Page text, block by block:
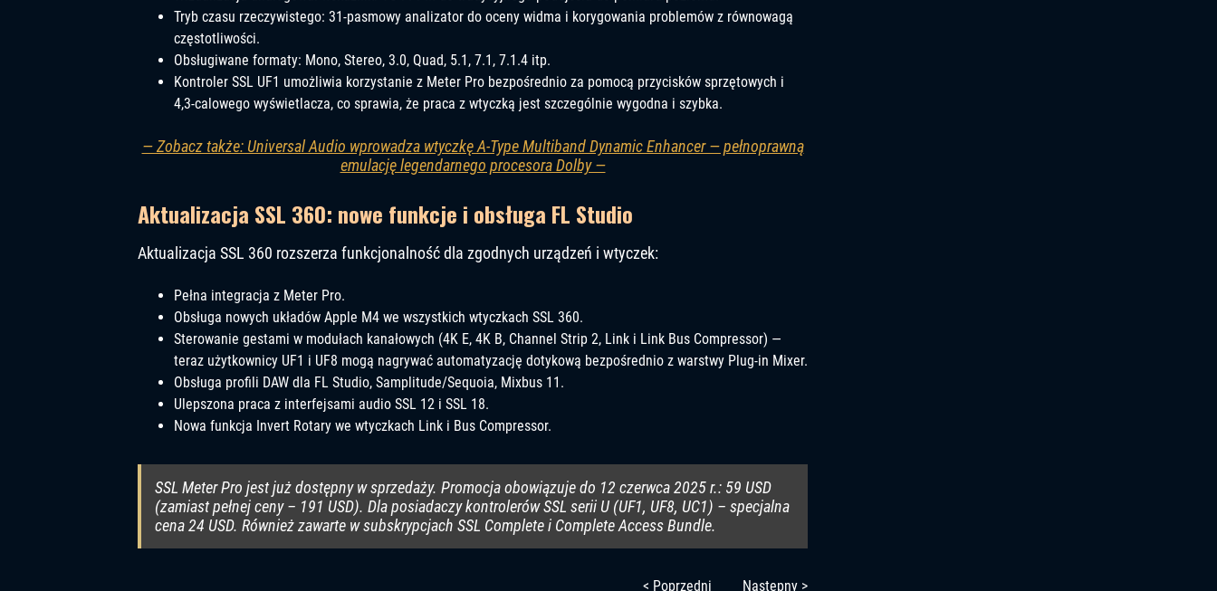
Tryb czasu rzeczywistego: 31-pasmowy analizator do oceny widma i korygowania problemów z równowagą
częstotliwości.
Obsługiwane formaty: Mono, Stereo, 3.0, Quad, 5.1, 7.1, 7.1.4 itp.
Kontroler SSL UF1 umożliwia korzystanie z Meter Pro bezpośrednio za pomocą przycisków sprzętowych i
4,3-calowego wyświetlacza, co sprawia, że ​​praca z wtyczką jest szczególnie wygodna i szybka.
— Zobacz także: Universal Audio wprowadza wtyczkę A-Type Multiband Dynamic Enhancer — pełnoprawną
emulację legendarnego procesora Dolby —
Aktualizacja SSL 360: nowe funkcje i obsługa FL Studio
Aktualizacja SSL 360 rozszerza funkcjonalność dla zgodnych urządzeń i wtyczek:
Pełna integracja z Meter Pro.
Obsługa nowych układów Apple M4 we wszystkich wtyczkach SSL 360.
Sterowanie gestami w modułach kanałowych (4K E, 4K B, Channel Strip 2, Link i Link Bus Compressor) —
teraz użytkownicy UF1 i UF8 mogą nagrywać automatyzację dotykową bezpośrednio z warstwy Plug-in Mixer.
Obsługa profili DAW dla FL Studio, Samplitude/Sequoia, Mixbus 11.
Ulepszona praca z interfejsami audio SSL 12 i SSL 18.
Nowa funkcja Invert Rotary we wtyczkach Link i Bus Compressor.
SSL Meter Pro jest już dostępny w sprzedaży. Promocja obowiązuje do 12 czerwca 2025 r.: 59 USD
(zamiast pełnej ceny – 191 USD). Dla posiadaczy kontrolerów SSL serii U (UF1, UF8, UC1) – specjalna
cena 24 USD. Również zawarte w subskrypcjach SSL Complete i Complete Access Bundle.
< Poprzedni Następny >